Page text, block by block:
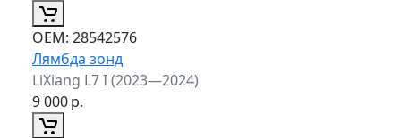
ОЕМ: 28542576
Лямбда зонд
LiXiang L7 I (2023—2024)
9 000р.